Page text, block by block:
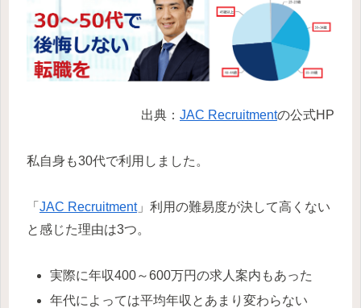
出典： JAC Recruitmentの公式HP
私自身も30代で利用しました。
「 JAC Recruitment」利用の難易度が決して高くない
と感じた理由は3つ。
実際に年収400～600万円の求人案内もあった
年代によっては平均年収とあまり変わらない